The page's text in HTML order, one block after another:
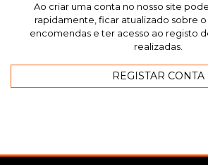
Ao criar uma conta no nosso site
rapidamente, ficar atualizado sobre o
encomendas e ter acesso ao registo
realizadas.